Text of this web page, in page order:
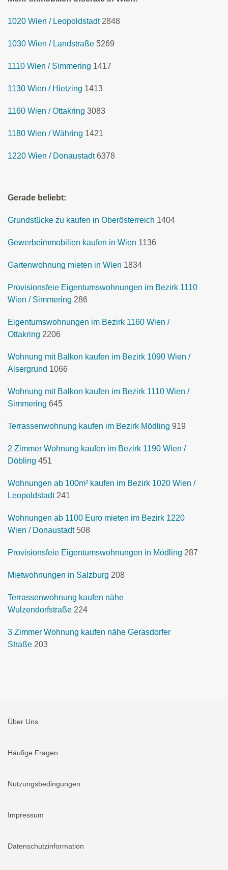
1020 Wien / Leopoldstadt 2848
1030 Wien / Landstraße 5269
1110 Wien / Simmering 1417
1130 Wien / Hietzing 1413
1160 Wien / Ottakring 3083
1180 Wien / Währing 1421
1220 Wien / Donaustadt 6378
Gerade beliebt:
Grundstücke zu kaufen in Oberösterreich 1404
Gewerbeimmobilien kaufen in Wien 1136
Gartenwohnung mieten in Wien 1834
Provisionsfeie Eigentumswohnungen im Bezirk 1110
Wien / Simmering 286
Eigentumswohnungen im Bezirk 1160 Wien /
Ottakring 2206
Wohnung mit Balkon kaufen im Bezirk 1090 Wien /
Alsergrund 1066
Wohnung mit Balkon kaufen im Bezirk 1110 Wien /
Simmering 645
Terrassenwohnung kaufen im Bezirk Mödling 919
2 Zimmer Wohnung kaufen im Bezirk 1190 Wien /
Döbling 451
Wohnungen ab 100m² kaufen im Bezirk 1020 Wien /
Leopoldstadt 241
Wohnungen ab 1100 Euro mieten im Bezirk 1220
Wien / Donaustadt 508
Provisionsfeie Eigentumswohnungen in Mödling 287
Mietwohnungen in Salzburg 208
Terrassenwohnung kaufen nähe
Wulzendorfstraße 224
3 Zimmer Wohnung kaufen nähe Gerasdorfer
Straße 203
Über Uns
Häufige Fragen
Nutzungsbedingungen
Impressum
Datenschutzinformation